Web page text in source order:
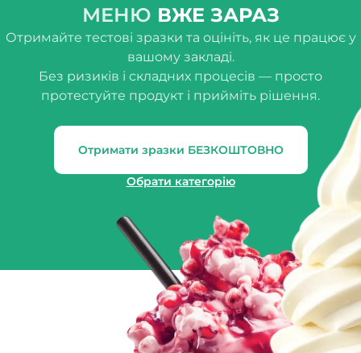
МЕНЮ ВЖЕ ЗАРАЗ
Отримайте тестові зразки та оцініть, як це працює у
вашому закладі.
Без ризиків і складних процесів — просто
протестуйте продукт і прийміть рішення.
Отримати зразки БЕЗКОШТОВНО
Обрати категорію